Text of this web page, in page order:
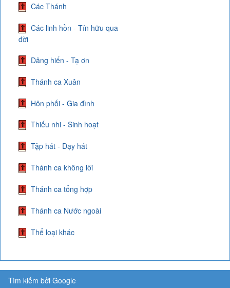
Các Thánh
Các linh hồn - Tín hữu qua
đời
Dâng hiến - Tạ ơn
Thánh ca Xuân
Hôn phối - Gia đình
Thiếu nhi - Sinh hoạt
Tập hát - Dạy hát
Thánh ca không lời
Thánh ca tổng hợp
Thánh ca Nước ngoài
Thể loại khác
Tìm kiếm bởi Google